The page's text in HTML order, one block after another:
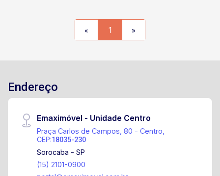
« 1 »
Endereço
Emaximóvel - Unidade Centro
Praça Carlos de Campos, 80 - Centro,
CEP:18035-230
Sorocaba - SP
(15) 2101-0900